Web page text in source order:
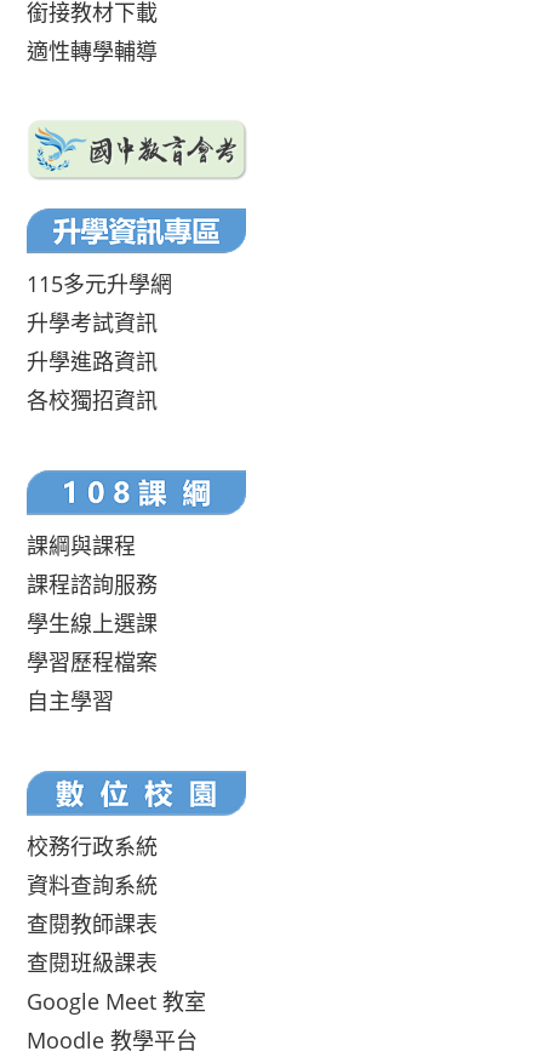
銜接教材下載
適性轉學輔導
115多元升學網
升學考試資訊
升學進路資訊
各校獨招資訊
課綱與課程
課程諮詢服務
學生線上選課
學習歷程檔案
自主學習
校務行政系統
資料查詢系統
查閱教師課表
查閱班級課表
Google Meet 教室
Moodle 教學平台